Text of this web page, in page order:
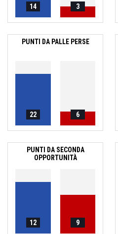
14 3
PUNTI DA PALLE PERSE
22 6
PUNTI DA SECONDA
OPPORTUNITÀ
12 9